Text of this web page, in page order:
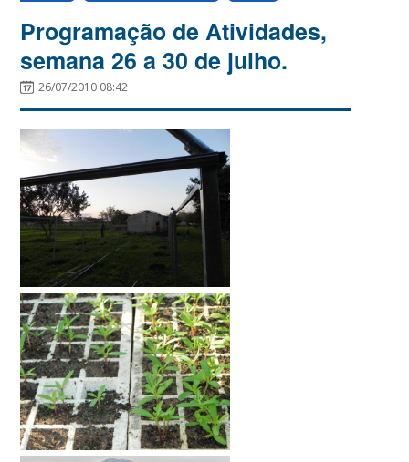
Programação de Atividades,
semana 26 a 30 de julho.
26/07/2010 08:42